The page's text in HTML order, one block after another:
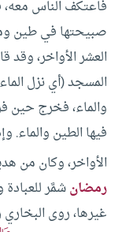
فاعتكف الناس معه،
صبيحتها في طين
العشر الأواخر،
المسجد (أي نزل
والماء، فخرج حين
فيها الطين والماء.
الأواخر، وكان من
رمضانشمَّر
غيرها، روى